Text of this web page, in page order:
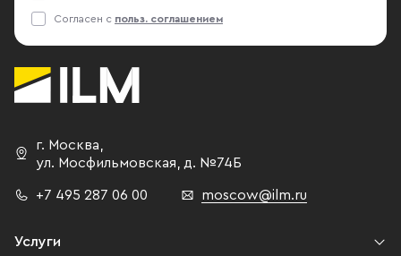
Согласен с польз. соглашением
г. Москва,
ул. Мосфильмовская, д. №74Б
+7 495 287 06 00 moscow@ilm.ru
Услуги